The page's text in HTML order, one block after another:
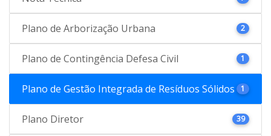
Plano de Arborização Urbana 2
Plano de Contingência Defesa Civil 1
Plano de Gestão Integrada de Resíduos Sólidos 1
Plano Diretor 39